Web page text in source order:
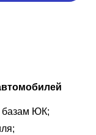
базам ЮК;